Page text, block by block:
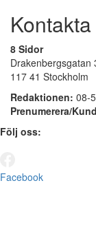
8 Sidor
Drakenbergsgatan
117 41 Stockholm
Redaktionen: 08-
Prenumerera/
Följ oss:
Facebook